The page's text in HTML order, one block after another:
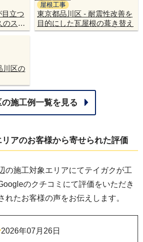
立つ
のスー
修理
屋根工事
東京都品川区 - 耐震性改善を
目的にした瓦屋根の葺き替え
川区の
の施工例一覧を見る
アのお客様から寄せられた評価
の施工対象エリアにてテイガクが工
のクチコミにて評価をいただき
れたお客様の声をお伝えします。
2026年07月26日